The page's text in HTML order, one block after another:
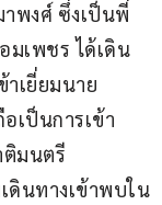
พงศ์ ซึ่งเป็นพี่
เพชร ได้เดิน
เยี่ยมนาย
เป็นการเข้า
ติมนตรี
ดินทางเข้าพบใน